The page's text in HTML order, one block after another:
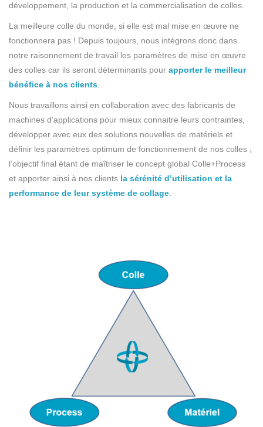
développement, la production et la commercialisation de colles.
La meilleure colle du monde, si elle est mal mise en œuvre ne
fonctionnera pas ! Depuis toujours, nous intégrons donc dans
notre raisonnement de travail les paramètres de mise en œuvre
des colles car ils seront déterminants pour apporter le meilleur
bénéfice à nos clients
Nous travaillons ainsi en collaboration avec des fabricants de
machines d’applications pour mieux connaitre leurs contraintes,
développer avec eux des solutions nouvelles de matériels et
définir les paramètres optimum de fonctionnement de nos colles ;
l’objectif final étant de maîtriser le concept global Colle+Process
et apporter ainsi à nos clients la sérénité d’utilisation et la
performance de leur système de collage